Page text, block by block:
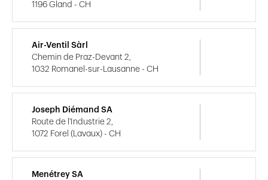
1196 Gland - CH
Air-Ventil Sàrl
Chemin de Praz-Devant 2,
1032 Romanel-sur-Lausanne - CH
Joseph Diémand SA
Route de l'Industrie 2,
1072 Forel (Lavaux) - CH
Menétrey SA